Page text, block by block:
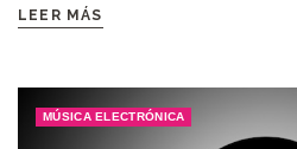
LEER MÁS
MÚSICA ELECTRÓNICA